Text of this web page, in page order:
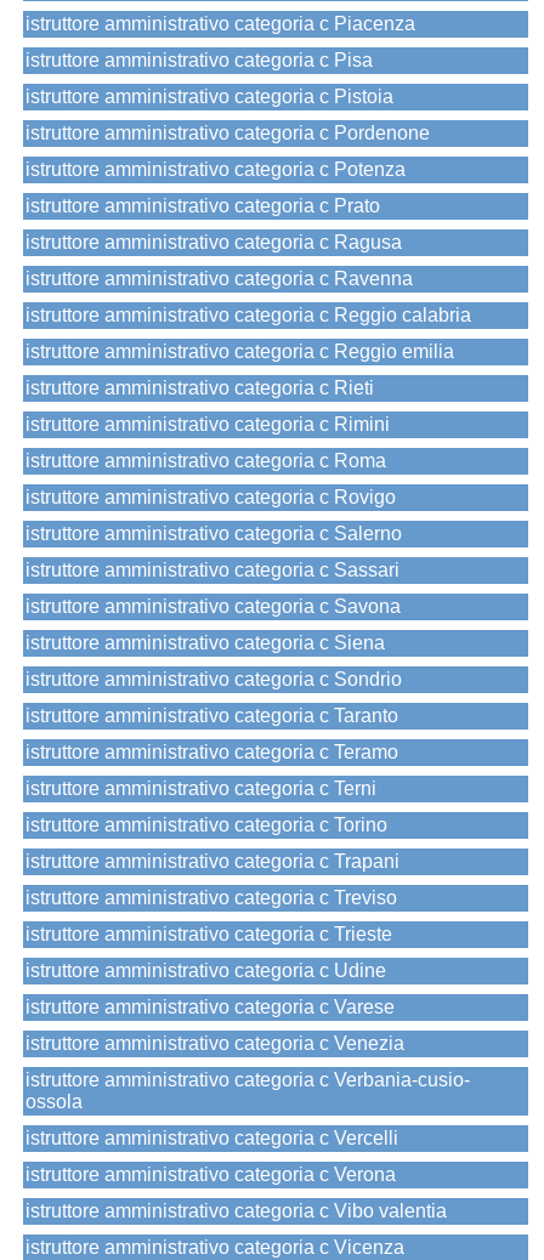
istruttore amministrativo categoria c Piacenza
istruttore amministrativo categoria c Pisa
istruttore amministrativo categoria c Pistoia
istruttore amministrativo categoria c Pordenone
istruttore amministrativo categoria c Potenza
istruttore amministrativo categoria c Prato
istruttore amministrativo categoria c Ragusa
istruttore amministrativo categoria c Ravenna
istruttore amministrativo categoria c Reggio calabria
istruttore amministrativo categoria c Reggio emilia
istruttore amministrativo categoria c Rieti
istruttore amministrativo categoria c Rimini
istruttore amministrativo categoria c Roma
istruttore amministrativo categoria c Rovigo
istruttore amministrativo categoria c Salerno
istruttore amministrativo categoria c Sassari
istruttore amministrativo categoria c Savona
istruttore amministrativo categoria c Siena
istruttore amministrativo categoria c Sondrio
istruttore amministrativo categoria c Taranto
istruttore amministrativo categoria c Teramo
istruttore amministrativo categoria c Terni
istruttore amministrativo categoria c Torino
istruttore amministrativo categoria c Trapani
istruttore amministrativo categoria c Treviso
istruttore amministrativo categoria c Trieste
istruttore amministrativo categoria c Udine
istruttore amministrativo categoria c Varese
istruttore amministrativo categoria c Venezia
istruttore amministrativo categoria c Verbania-cusio-
ossola
istruttore amministrativo categoria c Vercelli
istruttore amministrativo categoria c Verona
istruttore amministrativo categoria c Vibo valentia
istruttore amministrativo categoria c Vicenza